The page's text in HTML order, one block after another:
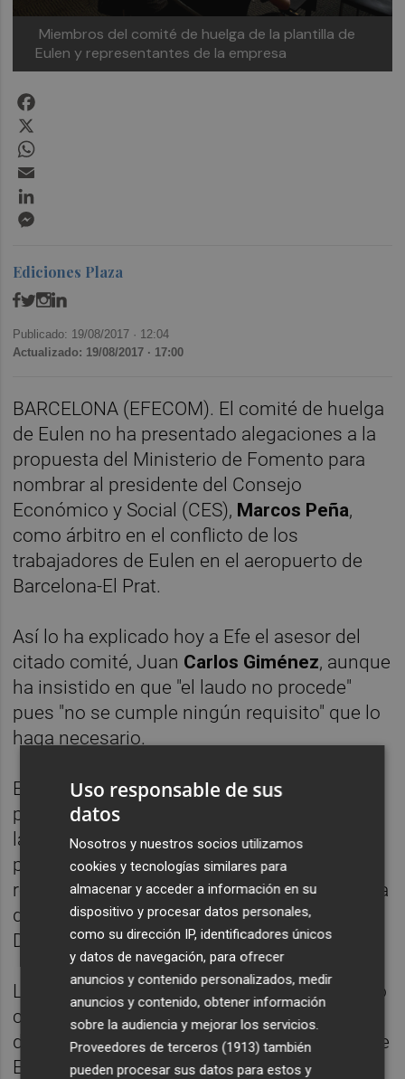
Miembros del comité de huelga de la plantilla de
Eulen y representantes de la empresa
Ediciones Plaza
Publicado: 19/08/2017 · 12:04
Actualizado: 19/08/2017 · 17:00
BARCELONA (EFECOM). El comité de huelga
de Eulen no ha presentado alegaciones a la
propuesta del Ministerio de Fomento para
nombrar al presidente del Consejo
Económico y Social (CES), Marcos Peña,
como árbitro en el conflicto de los
trabajadores de Eulen en el aeropuerto de
Barcelona-El Prat.
Así lo ha explicado hoy a Efe el asesor del
citado comité, Juan Carlos Giménez, aunque
ha insistido en que "el laudo no procede"
pues "no se cumple ningún requisito" que lo
haga necesario.
El presidente del CES actuó la pasada
primavera como mediador en el conflicto de
la estiba y el acuerdo de mediación que
propuso fue recogido en el desarrollo
reglamentario del real decreto ley de reforma
del sector aprobado por el Congreso de los
Diputados el pasado 18 de mayo.
La puesta en marcha del arbitraje obligatorio
como solución a la convocatoria de huelga
de 24 horas indefinida de los trabajadores de
Eulen Seguridad de El Prat fue acordada por
Uso responsable de sus
datos
Nosotros y nuestros socios utilizamos
cookies y tecnologías similares para
almacenar y acceder a información en su
dispositivo y procesar datos personales,
como su dirección IP, identificadores únicos
y datos de navegación, para ofrecer
anuncios y contenido personalizados, medir
anuncios y contenido, obtener información
sobre la audiencia y mejorar los servicios.
Proveedores de terceros (1913) también
pueden procesar sus datos para estos y